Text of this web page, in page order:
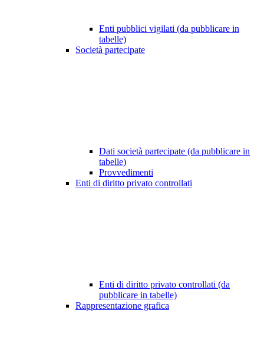
Enti pubblici vigilati (da pubblicare in
tabelle)
Società partecipate
Dati società partecipate (da pubblicare in
tabelle)
Provvedimenti
Enti di diritto privato controllati
Enti di diritto privato controllati (da
pubblicare in tabelle)
Rappresentazione grafica